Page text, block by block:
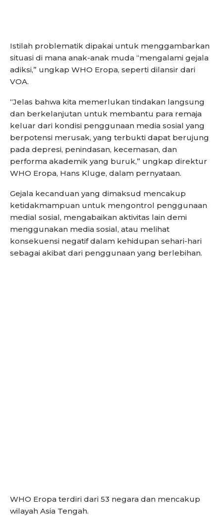
Istilah problematik dipakai untuk menggambarkan
situasi di mana anak-anak muda “mengalami gejala
adiksi,” ungkap WHO Eropa, seperti dilansir dari
VOA.
“Jelas bahwa kita memerlukan tindakan langsung
dan berkelanjutan untuk membantu para remaja
keluar dari kondisi penggunaan media sosial yang
berpotensi merusak, yang terbukti dapat berujung
pada depresi, penindasan, kecemasan, dan
performa akademik yang buruk,” ungkap direktur
WHO Eropa, Hans Kluge, dalam pernyataan.
Gejala kecanduan yang dimaksud mencakup
ketidakmampuan untuk mengontrol penggunaan
medial sosial, mengabaikan aktivitas lain demi
menggunakan media sosial, atau melihat
konsekuensi negatif dalam kehidupan sehari-hari
sebagai akibat dari penggunaan yang berlebihan.
WHO Eropa terdiri dari 53 negara dan mencakup
wilayah Asia Tengah.